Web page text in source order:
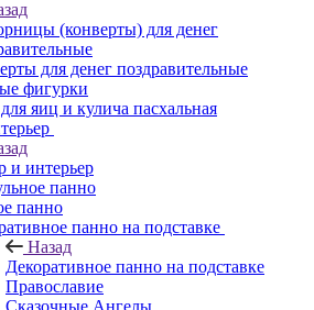
(конверты) для денег
для денег поздравительные
фигурки
яиц и кулича пасхальная
и интерьер
панно
панно
панно на подставке
Назад
Декоративное панно на подставке
Православие
Сказочные Ангелы